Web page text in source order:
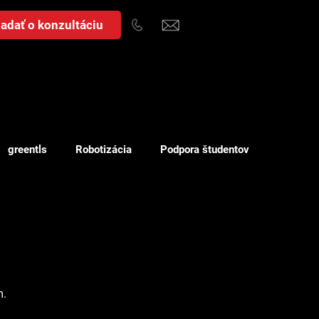
o konzultáciu
greentls Robotizácia Podpora študentov